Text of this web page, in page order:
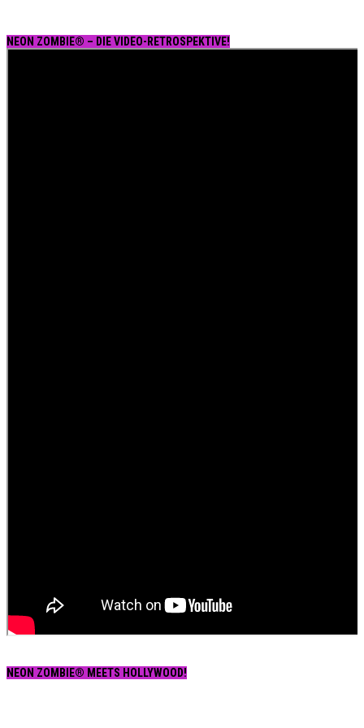
NEON ZOMBIE® – DIE VIDEO-RETROSPEKTIVE!
NEON ZOMBIE® MEETS HOLLYWOOD!